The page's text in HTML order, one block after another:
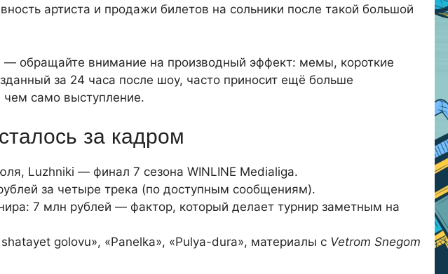
артиста и продажи билетов на сольники после такой большой
обращайте внимание на производный эффект: мемы, короткие
за 24 часа после шоу, часто приносит ещё больше
чем само выступление.
за кадром
Luzhniki — финал 7 сезона WINLINE Medialiga.
за четыре трека (по доступным сообщениям).
7 млн рублей — фактор, который делает турнир заметным на
golovu», «Panelka», «Pulya-dura», материалы с Vetrom Snegom